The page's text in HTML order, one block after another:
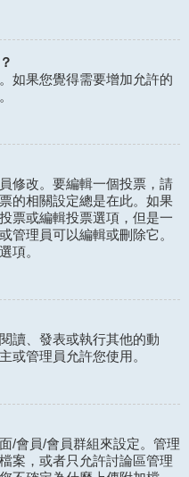
如果您覺得需要增加允許的
修改。要編輯一個投票，請
的相關設定總是在此。如果
票或編輯投票選項，但是一
管理員可以編輯或刪除它。
項。
讀、發表或執行其他的動
或管理員允許您使用。
/會員/會員群組來設定。管理
案，或者只允許討論區管理